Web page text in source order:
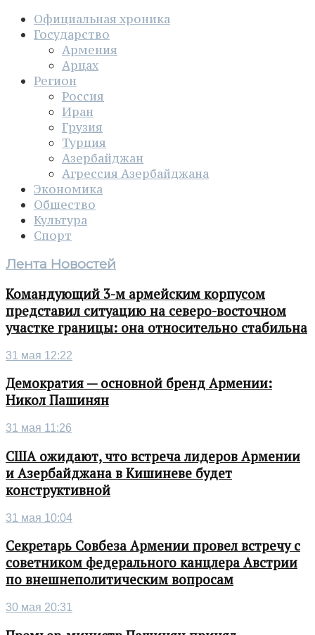
Официальная хроника
Государство
Армения
Арцах
Регион
Россия
Иран
Грузия
Турция
Азербайджан
Агрессия Азербайджана
Экономика
Общество
Культура
Спорт
Лента Новостей
Командующий 3-м армейским корпусом
представил ситуацию на северо-восточном
участке границы: она относительно стабильна
31 мая 12:22
Демократия — основной бренд Армении:
Никол Пашинян
31 мая 11:26
США ожидают, что встреча лидеров Армении
и Азербайджана в Кишиневе будет
конструктивной
31 мая 10:04
Секретарь Совбеза Армении провел встречу с
советником федерального канцлера Австрии
по внешнеполитическим вопросам
30 мая 20:31